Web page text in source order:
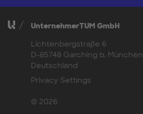
UnternehmerTUM GmbH
Lichtenbergstraße 6
D-85748 Garching b. München
Deutschland
Privacy Settings
© 2026